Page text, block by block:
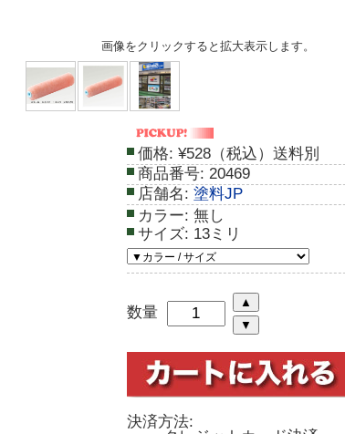
画像をクリックすると拡大表示します。
価格: ¥528（税込）送料別
商品番号: 20469
店舗名: 塗料JP
カラー: 無し
サイズ: 13ミリ
数量
決済方法: